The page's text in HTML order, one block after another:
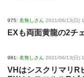
975: 名無しさん 2021/06/13(日)
EXも両面黄龍の2チ
981: 名無しさん 2021/06/13(日)
VHはシスクリマリR